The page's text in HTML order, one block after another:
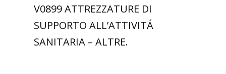
V0899 ATTREZZATURE DI
SUPPORTO ALL’ATTIVITÁ
SANITARIA – ALTRE.